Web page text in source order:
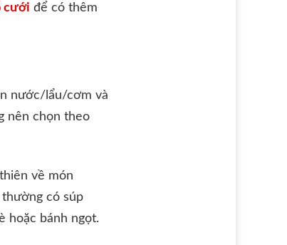
cưới để có thêm
nước/lẩu/cơm và
nên chọn theo
về món
có súp
hoặc bánh ngọt.